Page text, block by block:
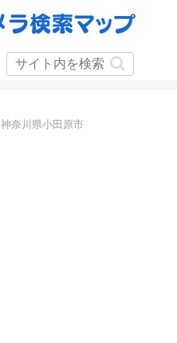
神奈川県小田原市